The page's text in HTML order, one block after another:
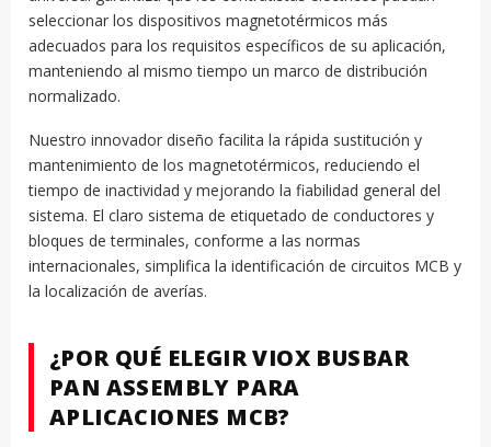
seleccionar los dispositivos magnetotérmicos más
adecuados para los requisitos específicos de su aplicación,
manteniendo al mismo tiempo un marco de distribución
normalizado.
Nuestro innovador diseño facilita la rápida sustitución y
mantenimiento de los magnetotérmicos, reduciendo el
tiempo de inactividad y mejorando la fiabilidad general del
sistema. El claro sistema de etiquetado de conductores y
bloques de terminales, conforme a las normas
internacionales, simplifica la identificación de circuitos MCB y
la localización de averías.
¿POR QUÉ ELEGIR VIOX BUSBAR
PAN ASSEMBLY PARA
APLICACIONES MCB?